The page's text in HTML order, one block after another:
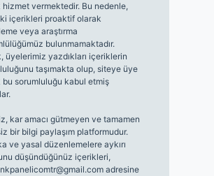
hizmet vermektedir. Bu nedenle,
içerikleri proaktif olarak
veya araştırma
bulunmamaktadır.
üyelerimiz yazdıkları içeriklerin
taşımakta olup, siteye üye
bu sorumluluğu kabul etmiş
kar amacı gütmeyen ve tamamen
bir bilgi paylaşım platformudur.
ve yasal düzenlemelere aykırı
düşündüğünüz içerikleri,
adresine